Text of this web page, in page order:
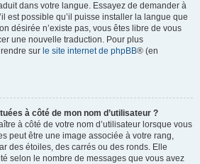
dans votre langue. Essayez de demander à
est possible qu’il puisse installer la langue que
désirée n’existe pas, vous êtes libre de vous
une nouvelle traduction. Pour plus
sur le site internet de phpBB® (en
à côté de mon nom d’utilisateur ?
à côté de votre nom d’utilisateur lorsque vous
peut être une image associée à votre rang,
des étoiles, des carrés ou des ronds. Elle
selon le nombre de messages que vous avez